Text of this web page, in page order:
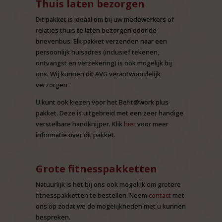
Thuis laten bezorgen
Dit pakket is ideaal om bij uw medewerkers of
relaties thuis te laten bezorgen door de
brievenbus. Elk pakket verzenden naar een
persoonlijk huisadres (inclusief tekenen,
ontvangst en verzekering) is ook mogelijk bij
ons. Wij kunnen dit AVG verantwoordelijk
verzorgen.
U kunt ook kiezen voor het Befit@work plus
pakket. Deze is uitgebreid met een zeer handige
verstelbare handknijper. Klik hiervoor meer
informatie over dit pakket.
Grote fitnesspakketten
Natuurlijk is het bij ons ook mogelijk om grotere
fitnesspakketten te bestellen. Neem contact met
ons op zodat we de mogelijkheden met u kunnen
bespreken.